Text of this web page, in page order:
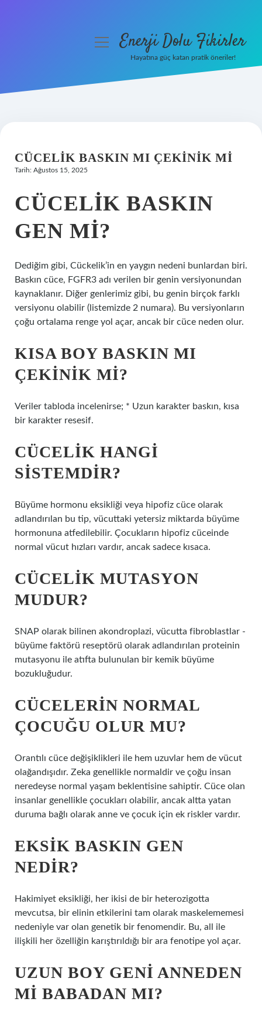
Hakkımızda
menüyüEnerji Dolu Fikirler
Hayatına güç katan pratik öneriler!
CÜCELIK BASKIN MI ÇEKINIK MI
Tarih: Ağustos 15, 2025
CÜCELIK BASKIN
GEN MI?
Dediğim gibi, Cückelik’in en yaygın nedeni bunlardan biri.
Baskın cüce, FGFR3 adı verilen bir genin versiyonundan
kaynaklanır. Diğer genlerimiz gibi, bu genin birçok farklı
versiyonu olabilir (listemizde 2 numara). Bu versiyonların
çoğu ortalama renge yol açar, ancak bir cüce neden olur.
KISA BOY BASKIN MI
ÇEKINIK MI?
Veriler tabloda incelenirse; * Uzun karakter baskın, kısa
bir karakter resesif.
CÜCELIK HANGI
SISTEMDIR?
Büyüme hormonu eksikliği veya hipofiz cüce olarak
adlandırılan bu tip, vücuttaki yetersiz miktarda büyüme
hormonuna atfedilebilir. Çocukların hipofiz cüceinde
normal vücut hızları vardır, ancak sadece kısaca.
CÜCELIK MUTASYON
MUDUR?
SNAP olarak bilinen akondroplazi, vücutta fibroblastlar -
büyüme faktörü reseptörü olarak adlandırılan proteinin
mutasyonu ile atıfta bulunulan bir kemik büyüme
bozukluğudur.
CÜCELERIN NORMAL
ÇOCUĞU OLUR MU?
Orantılı cüce değişiklikleri ile hem uzuvlar hem de vücut
olağandışıdır. Zeka genellikle normaldir ve çoğu insan
neredeyse normal yaşam beklentisine sahiptir. Cüce olan
insanlar genellikle çocukları olabilir, ancak altta yatan
duruma bağlı olarak anne ve çocuk için ek riskler vardır.
EKSIK BASKIN GEN
NEDIR?
Hakimiyet eksikliği, her ikisi de bir heterozigotta
mevcutsa, bir elinin etkilerini tam olarak maskelememesi
nedeniyle var olan genetik bir fenomendir. Bu, all ile
ilişkili her özelliğin karıştırıldığı bir ara fenotipe yol açar.
UZUN BOY GENI ANNEDEN
MI BABADAN MI?